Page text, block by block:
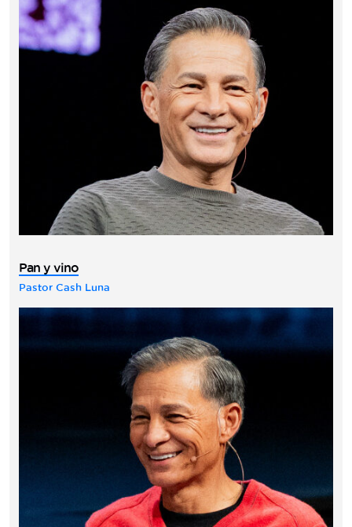
Pan y vino
Pastor Cash Luna